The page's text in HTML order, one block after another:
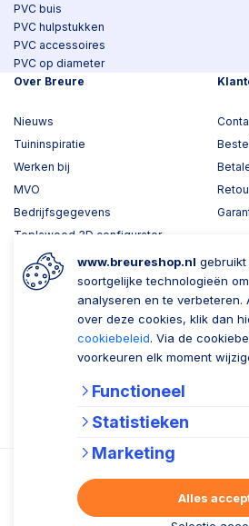
PVC buis
PVC hulpstukken
PVC accessoires
PVC op diameter
Over Breure
Nieuws
Tuininspiratie
Werken bij
MVO
Bedrijfsgegevens
Toplawood 3D configurator
Kijk mee met Breure
Wil je ons volgen?
Nieuwsbrief
www.breureshop.nl
soortgelijke technologieën
analyseren en te verbeteren.
over deze cookies, klik dan
cookiebeleid. Via de
voorkeuren elk moment
Functioneel
Statistieken
Marketing
Alles